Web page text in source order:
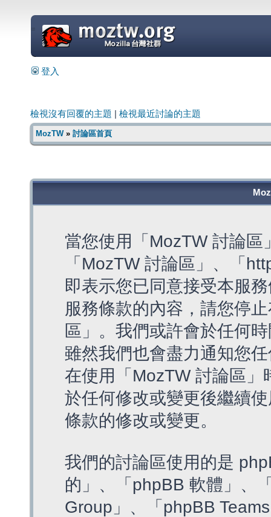
=
登入
檢視沒有回覆的主題 檢視最近討論的主題
MozTW» 討論區首頁
當您使用「MozTW 討論
「MozTW 討論區」、「
即表示您已同意接受本服
服務條款的內容，請您停
區」。我們或許會於任何
雖然我們也會盡力通知您
在使用「MozTW 討論區
於任何修改或變更後繼續
條款的修改或變更。
我們的討論區使用的是
的」、「phpBB 軟體」、
Group」、「phpBB